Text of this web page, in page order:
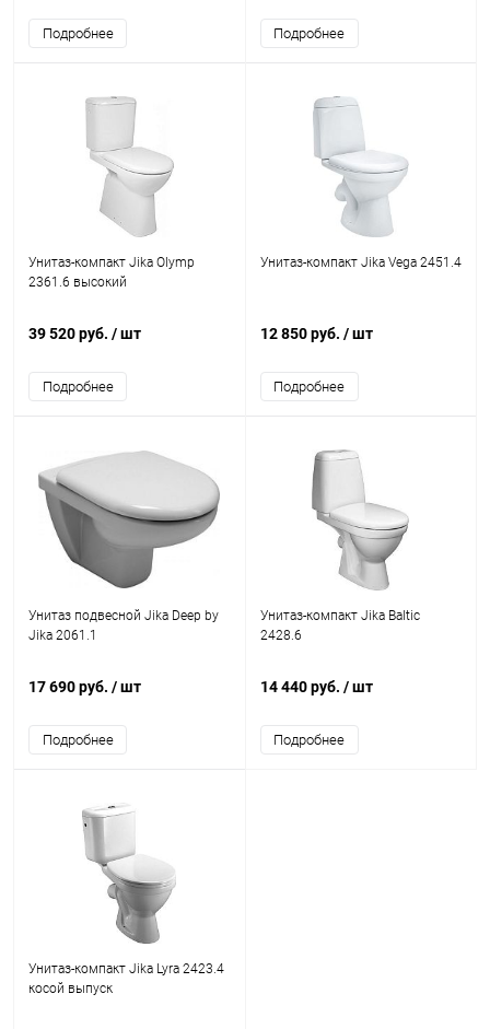
Подробнее Подробнее
Унитаз-компакт Jika Olymp
2361.6 высокий
39 520 руб. / шт
Подробнее
Унитаз-компакт Jika Vega 2451.4
12 850 руб. / шт
Подробнее
Унитаз подвесной Jika Deep by
Jika 2061.1
17 690 руб. / шт
Подробнее
Унитаз-компакт Jika Baltic
2428.6
14 440 руб. / шт
Подробнее
Унитаз-компакт Jika Lyra 2423.4
косой выпуск